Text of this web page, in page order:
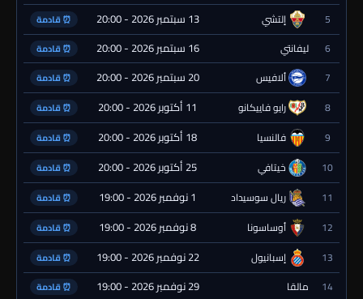
5 إلتشي 13 سبتمبر 2026 - 20:00 ⏰ قادمة
6 ليفانتي 16 سبتمبر 2026 - 20:00 ⏰ قادمة
7 ألافيس 20 سبتمبر 2026 - 20:00 ⏰ قادمة
8 رايو فاييكانو 11 أكتوبر 2026 - 20:00 ⏰ قادمة
9 فالنسيا 18 أكتوبر 2026 - 20:00 ⏰ قادمة
10 خيتافي 25 أكتوبر 2026 - 20:00 ⏰ قادمة
11 ريال سوسيداد 1 نوفمبر 2026 - 19:00 ⏰ قادمة
12 أوساسونا 8 نوفمبر 2026 - 19:00 ⏰ قادمة
13 إسبانيول 22 نوفمبر 2026 - 19:00 ⏰ قادمة
14 مالقا 29 نوفمبر 2026 - 19:00 ⏰ قادمة